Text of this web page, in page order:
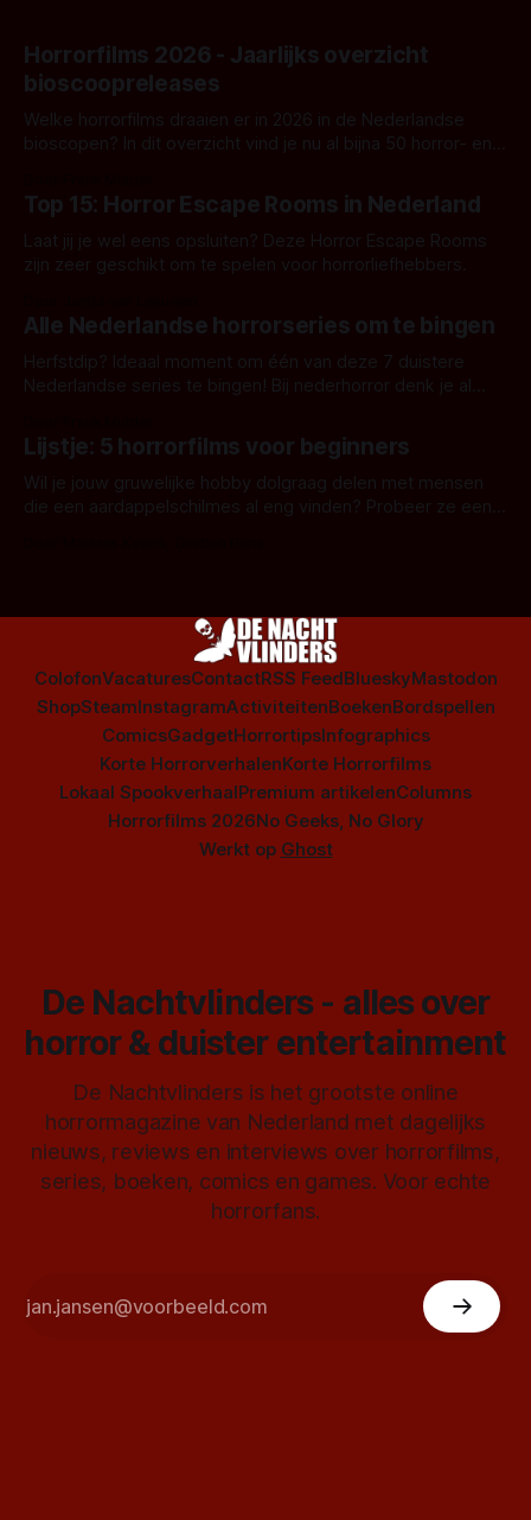
Horrorfilms 2026 - Jaarlijks overzicht
bioscoopreleases
Welke horrorfilms draaien er in 2026 in de Nederlandse
bioscopen? In dit overzicht vind je nu al bijna 50 horror- en
Top 15: Horror Escape Rooms in Nederland
Laat jij je wel eens opsluiten? Deze Horror Escape Rooms
zijn zeer geschikt om te spelen voor horrorliefhebbers.
Alle Nederlandse horrorseries om te bingen
Herfstdip? Ideaal moment om één van deze 7 duistere
Nederlandse series te bingen! Bij nederhorror denk je al
Amsterdamned of The Johnsons. Maar Nederlandse horror
is niet beperkt tot films. Hier een aantal Nederlandse tv-
series uit het duistere of horrorgenre. Als
Lijstje: 5 horrorfilms voor beginners
Wil je jouw gruwelijke hobby dolgraag delen met mensen
die een aardappelschilmes al eng vinden? Probeer ze eens
ColofonVacaturesContactRSS FeedBlueskyMastodon
ShopSteamInstagramActiviteitenBoekenBordspellen
ComicsGadgetHorrortipsInfographics
Korte HorrorverhalenKorte Horrorfilms
Lokaal SpookverhaalPremium artikelenColumns
Horrorfilms 2026No Geeks, No Glory
Werkt op Ghost
De Nachtvlinders - alles over
horror & duister entertainment
De Nachtvlinders is het grootste online
horrormagazine van Nederland met dagelijks
nieuws, reviews en interviews over horrorfilms,
series, boeken, comics en games. Voor echte
horrorfans.